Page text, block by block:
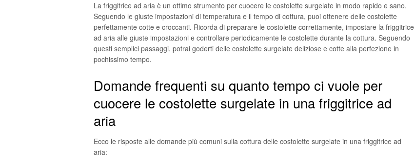
La friggitrice ad aria è un ottimo strumento per cuocere le costolette surgelate in modo rapido e sano.
Seguendo le giuste impostazioni di temperatura e il tempo di cottura, puoi ottenere delle costolette
perfettamente cotte e croccanti. Ricorda di preparare le costolette correttamente, impostare la friggitrice
ad aria alle giuste impostazioni e controllare periodicamente le costolette durante la cottura. Seguendo
questi semplici passaggi, potrai goderti delle costolette surgelate deliziose e cotte alla perfezione in
pochissimo tempo.
Domande frequenti su quanto tempo ci vuole per
cuocere le costolette surgelate in una friggitrice ad
aria
Ecco le risposte alle domande più comuni sulla cottura delle costolette surgelate in una friggitrice ad
aria: